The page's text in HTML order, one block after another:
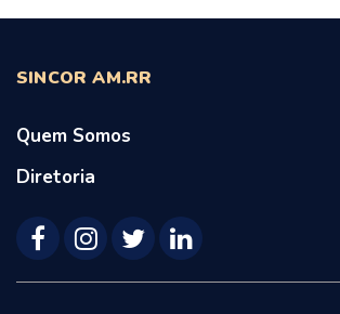
SINCOR AM.RR
Quem Somos
Diretoria